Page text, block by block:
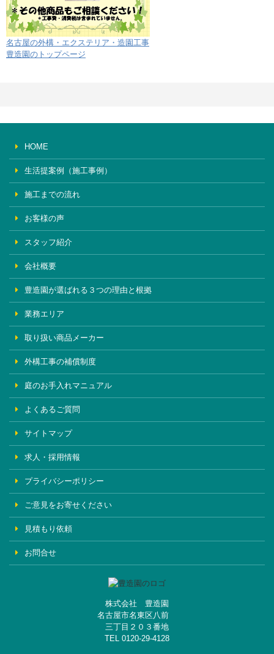
名古屋の外構・エクステリア・造園工事
豊造園のトップページ
HOME
生活提案例（施工事例）
施工までの流れ
お客様の声
スタッフ紹介
会社概要
豊造園が選ばれる３つの理由と根拠
業務エリア
取り扱い商品メーカー
外構工事の補償制度
庭のお手入れマニュアル
よくあるご質問
サイトマップ
求人・採用情報
プライバシーポリシー
ご意見をお寄せください
見積もり依頼
お問合せ
株式会社 豊造園
名古屋市名東区八前
三丁目２０３番地
TEL 0120-29-4128